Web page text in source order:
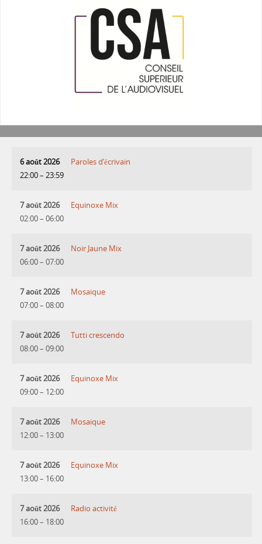
6 août 2026
22:00– 23:59
Paroles d’écrivain
7 août 2026
02:00– 06:00
Equinoxe Mix
7 août 2026
06:00– 07:00
Noir Jaune Mix
7 août 2026
07:00– 08:00
Mosaique
7 août 2026
08:00– 09:00
Tutti crescendo
7 août 2026
09:00– 12:00
Equinoxe Mix
7 août 2026
12:00– 13:00
Mosaique
7 août 2026
13:00– 16:00
Equinoxe Mix
7 août 2026
16:00– 18:00
Radio activité